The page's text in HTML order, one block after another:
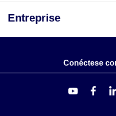
Entreprise
Conéctese